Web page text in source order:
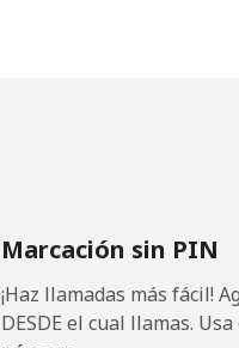
Celular
Marcación sin PIN
¡Haz llamadas más fácil!
DESDE el cual llamas.